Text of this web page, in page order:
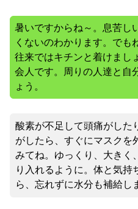
暑いですからね～。息苦し
くないのわかります。でも
往来ではキチンと着けまし
会人です。周りの人達と自
ょう。
酸素が不足して頭痛がした
がしたら、すぐにマスクを
みてね。ゆっくり、大きく
り入れるように。体と気持
ら、忘れずに水分も補給し